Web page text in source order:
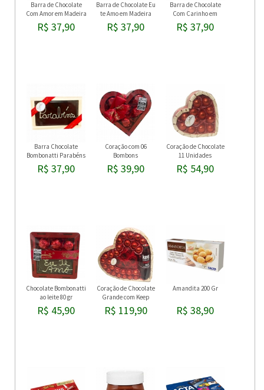
Barra de Chocolate
Com Amor em Madeira
R$ 37,90
Barra de Chocolate Eu
te Amo em Madeira
R$ 37,90
Barra de Chocolate
Com Carinho em
Madeira
R$ 37,90
Barra Chocolate
Bombonatti Parabéns
R$ 37,90
Coração com 06
Bombons
R$ 39,90
Coração de Chocolate
11 Unidades
R$ 54,90
Chocolate Bombonatti
ao leite 80 gr
R$ 45,90
Coração de Chocolate
Grande com Keep
Cooler
R$ 119,90
Amandita 200 Gr
R$ 38,90